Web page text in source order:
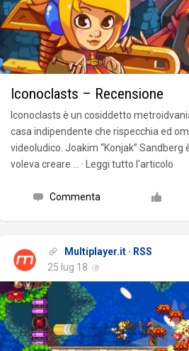
Iconoclasts – Recensione
Iconoclasts è un cosiddetto
casa indipendente che rispecchia ed
videoludico. Joakim “Konjak” Sandberg
voleva creare … · Leggi tutto l'articolo
Commenta
Multiplayer.it · RSS
25 lug 18